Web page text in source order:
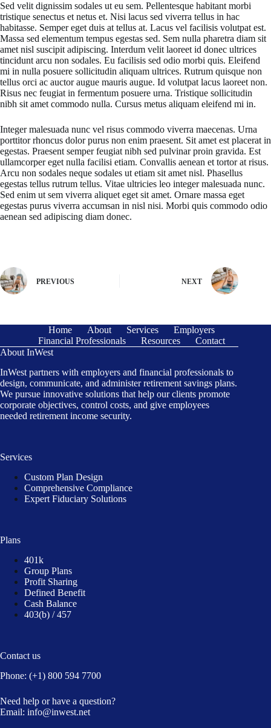
Sed velit dignissim sodales ut eu sem. Pellentesque habitant morbi
tristique senectus et netus et. Nisi lacus sed viverra tellus in hac
habitasse. Semper eget duis at tellus at. Lacus vel facilisis volutpat est.
Massa sed elementum tempus egestas sed. Sem nulla pharetra diam sit
amet nisl suscipit adipiscing. Interdum velit laoreet id donec ultrices
tincidunt arcu non sodales. Eu facilisis sed odio morbi quis. Eleifend
mi in nulla posuere sollicitudin aliquam ultrices. Rutrum quisque non
tellus orci ac auctor augue mauris augue. Id volutpat lacus laoreet non.
Risus nec feugiat in fermentum posuere urna. Tristique sollicitudin
nibh sit amet commodo nulla. Cursus metus aliquam eleifend mi in.
Integer malesuada nunc vel risus commodo viverra maecenas. Urna
porttitor rhoncus dolor purus non enim praesent. Sit amet est placerat in
egestas. Praesent semper feugiat nibh sed pulvinar proin gravida. Est
ullamcorper eget nulla facilisi etiam. Convallis aenean et tortor at risus.
Arcu non sodales neque sodales ut etiam sit amet nisl. Phasellus
egestas tellus rutrum tellus. Vitae ultricies leo integer malesuada nunc.
Sed enim ut sem viverra aliquet eget sit amet. Ornare massa eget
egestas purus viverra accumsan in nisl nisi. Morbi quis commodo odio
aenean sed adipiscing diam donec.
PREVIOUS NEXT
Home About Services
Employers
Financial Professionals
Resources
Contact
About InWest
InWest partners with employers and financial professionals to
design, communicate, and administer retirement savings plans.
We pursue innovative solutions that help our clients promote
corporate objectives, control costs, and give employees
needed retirement income security.
Services
Custom Plan Design
Comprehensive Compliance
Expert Fiduciary Solutions
Plans
401k
Group Plans
Profit Sharing
Defined Benefit
Cash Balance
403(b) / 457
Contact us
Phone: (+1) 800 594 7700
Need help or have a question?
Email: info@inwest.net